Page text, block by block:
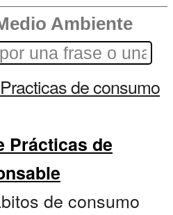
Ambiente
Practicas de consumo
Prácticas de
de consumo